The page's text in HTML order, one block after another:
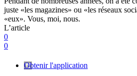
juste «les magazines» ou «les réseaux
«eux». Vous, moi, nous.
L’article
0
0
Obtenir l'application